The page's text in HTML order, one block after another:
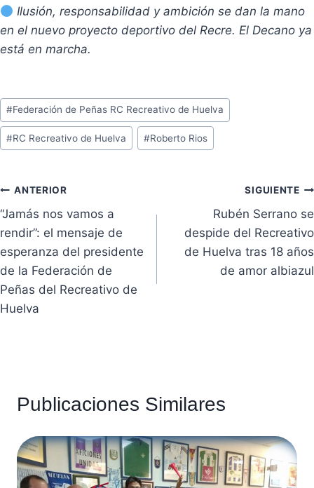
Ilusión, responsabilidad y ambición se dan la mano
en el nuevo proyecto deportivo del Recre. El Decano ya
está en marcha.
Etiquetas
de
la
#Federación de Peñas RC Recreativo de Huelva
#RC Recreativo de Huelva #Roberto Rios
Navegación
de
entradas
ANTERIOR
“Jamás nos vamos a
rendir”: el mensaje de
esperanza del presidente
de la Federación de
Peñas del Recreativo de
Huelva
SIGUIENTE
Rubén Serrano se
despide del Recreativo
de Huelva tras 18 años
de amor albiazul
Publicaciones Similares